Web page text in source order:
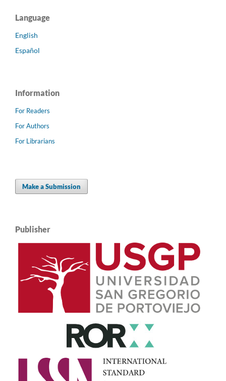
Language
English
Español
Information
For Readers
For Authors
For Librarians
Make a Submission
Publisher